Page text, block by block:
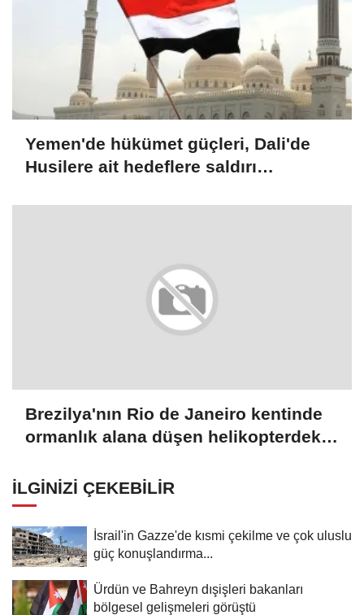
Yemen'de hükümet güçleri, Dali'de
Husilere ait hedeflere saldırı
Brezilya'nın Rio de Janeiro kentinde
ormanlık alana düşen helikopterdeki
İLGINIZI ÇEKEBILIR
İsrail'in Gazze'de kısmi çekilme ve çok uluslu
güç konuşlandırma...
Ürdün ve Bahreyn dışişleri bakanları
bölgesel gelişmeleri görüştü